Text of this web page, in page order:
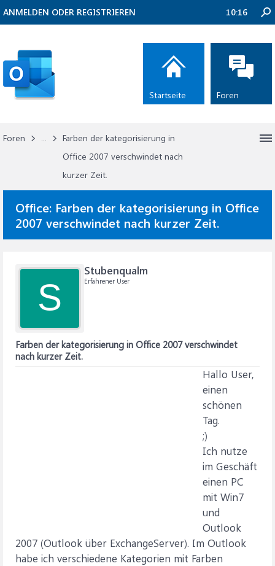
Foren ...
Farben der kategorisierung in
Office 2007 verschwindet nach
kurzer Zeit.
Office: Farben der kategorisierung in Office
2007 verschwindet nach kurzer Zeit.
S
Stubenqualm
Erfahrener User
Farben der kategorisierung in Office 2007 verschwindet
nach kurzer Zeit.
Hallo User,
einen
schönen
Tag.
;)
Ich nutze
im Geschäft
einen PC
mit Win7
und
Outlook
2007 (Outlook über ExchangeServer). Im Outlook
habe ich verschiedene Kategorien mit Farben
ANMELDEN ODER REGISTRIEREN 10:16
Startseite Foren